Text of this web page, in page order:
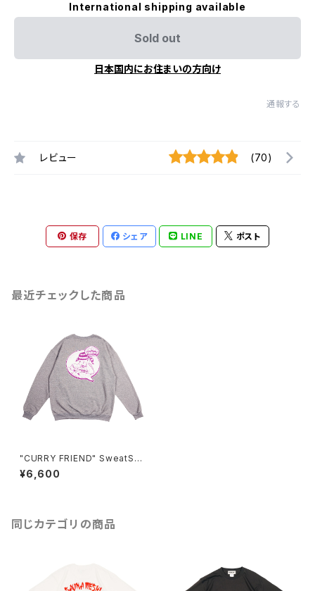
International shipping available
Sold out
日本国内にお住まいの方向け
通報する
レビュー (70)
保存 シェア LINE ポスト
最近チェックした商品
"CURRY FRIEND" SweatShi
rt TOPGRAY
¥6,600
同じカテゴリの商品